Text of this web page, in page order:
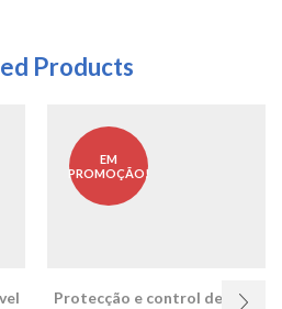
Products
EM
PROMOÇÃO!
Protecção e control de nivel